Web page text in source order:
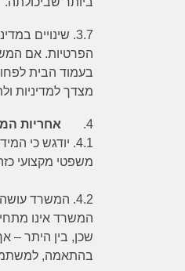
3.7. שינויים
הפרטיות. אם
מצדך למדיניות
4.
אחריות
4.1. יודגש כי
משפטי מקצועי
4.2. המשרד עושה
המשרד אינו
שכן, בין היתר –
בהתאמה,